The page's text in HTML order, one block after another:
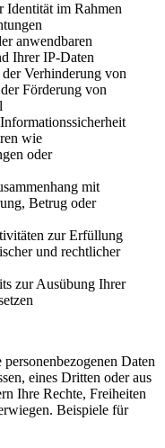
Identität im Rahmen
anwendbaren
Ihrer IP-Daten
Verhinderung von
Förderung von
wie
oder
mit
Betrug oder
zur Erfüllung
und rechtlicher
zur Ausübung Ihrer
Daten
eines Dritten oder aus
Ihre Rechte, Freiheiten
Beispiele für